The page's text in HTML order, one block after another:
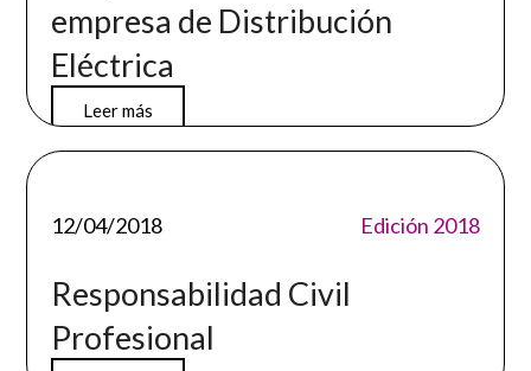
empresa de Distribución
Eléctrica
Leer más
12/04/2018 Edición 2018
Responsabilidad Civil
Profesional